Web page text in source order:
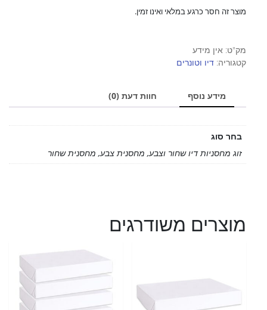
מוצר זה חסר כרגע במלאי ואינו זמין.
מק"ט: אין מידע
קטגוריה: דיו וטונרים
מידע נוסף חוות דעת (0)
בחר סוג
זוג מחסניות דיו שחור וצבע, מחסנית צבע, מחסנית שחור
מוצרים משודרגים